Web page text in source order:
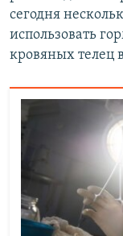
сегодня
использовать
кровяных телец